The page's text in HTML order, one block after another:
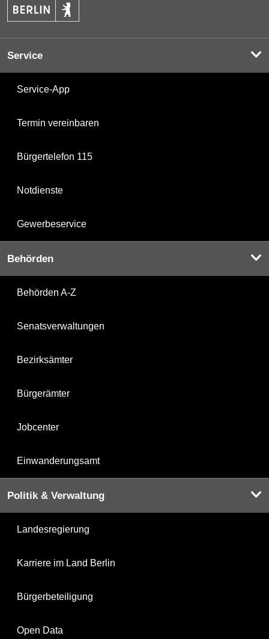
Service
Service-App
Termin vereinbaren
Bürgertelefon 115
Notdienste
Gewerbeservice
Behörden
Behörden A-Z
Senatsverwaltungen
Bezirksämter
Bürgerämter
Jobcenter
Einwanderungsamt
Politik & Verwaltung
Landesregierung
Karriere im Land Berlin
Bürgerbeteiligung
Open Data